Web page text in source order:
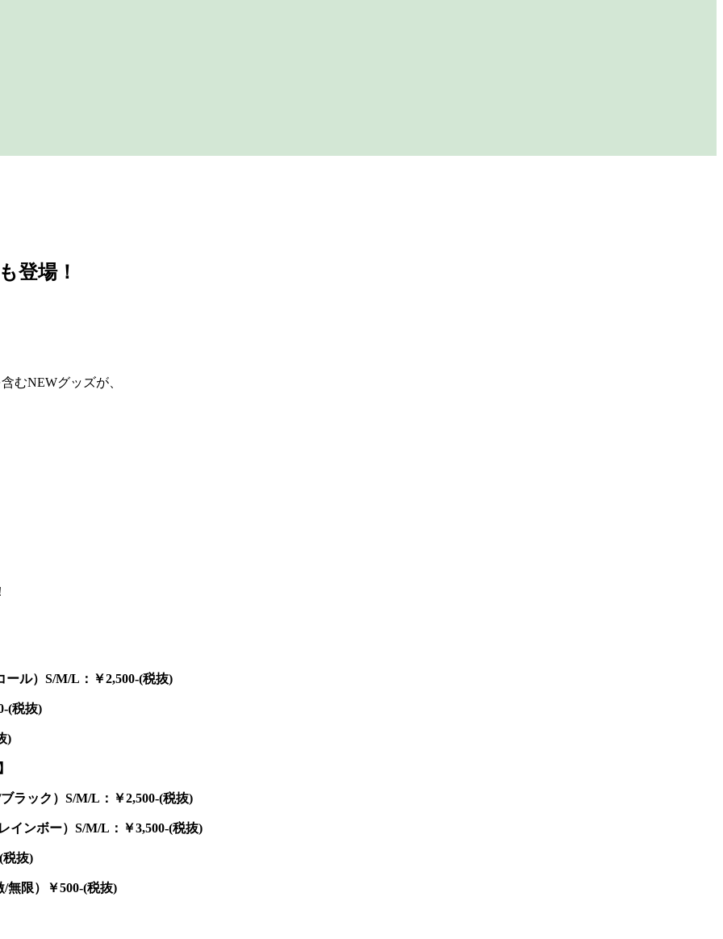
登場！
むNEWグッズが、
ル）S/M/L：￥2,500-(税抜)
(税抜)
)
ラック）S/M/L：￥2,500-(税抜)
インボー）S/M/L：￥3,500-(税抜)
税抜)
無限）￥500-(税抜)